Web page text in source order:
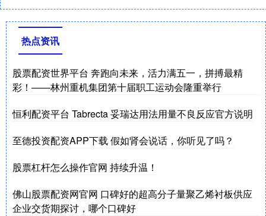
热点资讯
股票配资世界平台 奔跑向未来，活力满五一，拼搏最精
彩！——林州重机集团第十届职工运动会隆重举行
恒利配资平台 Tabrecta 妥瑞达用法用量不良反应官方说明
至德投资配资APP下载 假如肾会说话，你听见了吗？
股票杠杆怎么操作官网 持续升温！
佛山股票配资网官网 口碑好的超高分子量聚乙烯衬板供应
企业交货期探讨，哪个口碑好